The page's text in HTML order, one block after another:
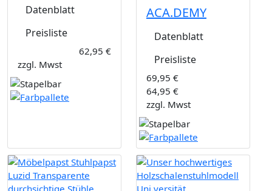
Datenblatt
Preisliste
62,95 €
zzgl. Mwst
ACA.DEMY
Datenblatt
Preisliste
69,95 €
64,95 €
zzgl. Mwst